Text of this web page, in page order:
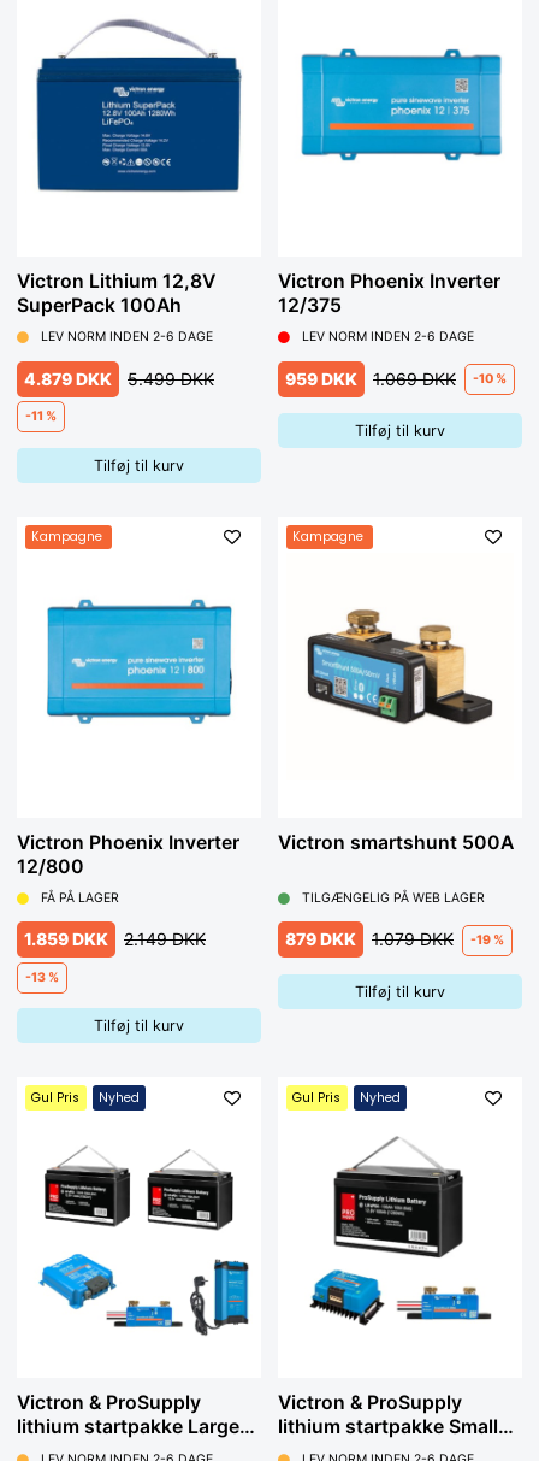
Victron Lithium 12,8V
SuperPack 100Ah
LEV NORM INDEN 2-6 DAGE
4.879 DKK 5.499 DKK
-11 %
Tilføj til kurv
Victron Phoenix Inverter
12/375
LEV NORM INDEN 2-6 DAGE
959 DKK 1.069 DKK -10 %
Tilføj til kurv
Kampagne
Victron Phoenix Inverter
12/800
FÅ PÅ LAGER
1.859 DKK 2.149 DKK
-13 %
Tilføj til kurv
Kampagne
Victron smartshunt 500A
TILGÆNGELIG PÅ WEB LAGER
879 DKK 1.079 DKK -19 %
Tilføj til kurv
Gul Pris Nyhed
Victron & ProSupply
lithium startpakke Large
200A
Gul Pris Nyhed
Victron & ProSupply
lithium startpakke Small
100A